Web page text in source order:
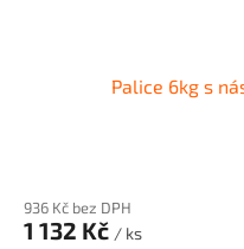
Palice 6kg s
936 Kč bez DPH
1 132 Kč / ks